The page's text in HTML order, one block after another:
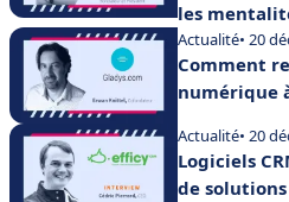
les
Actualité• 20
Comment
numérique
Actualité• 20
Logiciels
de